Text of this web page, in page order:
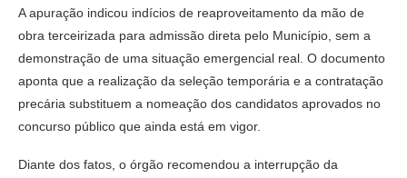
A apuração indicou indícios de reaproveitamento da mão de
obra terceirizada para admissão direta pelo Município, sem a
demonstração de uma situação emergencial real. O documento
aponta que a realização da seleção temporária e a contratação
precária substituem a nomeação dos candidatos aprovados no
concurso público que ainda está em vigor.
Diante dos fatos, o órgão recomendou a interrupção da